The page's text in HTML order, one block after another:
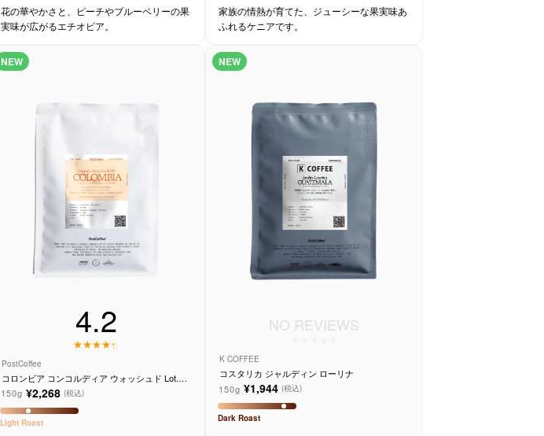
花の華やかさと、ピーチやブルーベリーの果
実味が広がるエチオピア。
家族の情熱が育てた、ジューシーな果実味あ
ふれるケニアです。
NEW
4.2
PostCoffee
コロンビア コンコルディア ウォッシュド Lot.RC
02
150g ¥2,268 (税込)
Light Roast
NEW
NO REVIEWS
K COFFEE
コスタリカ ジャルディン ローリナ
150g ¥1,944 (税込)
Dark Roast